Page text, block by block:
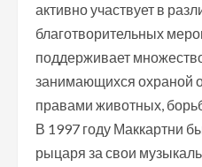
активно участвует в
благотворительных
поддерживает
занимающихся охраной
правами животных,
В 1997 году Маккартни
рыцаря за свои